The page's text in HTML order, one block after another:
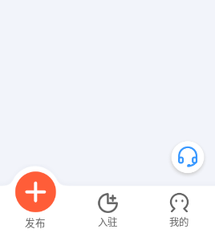
发布 入驻 我的